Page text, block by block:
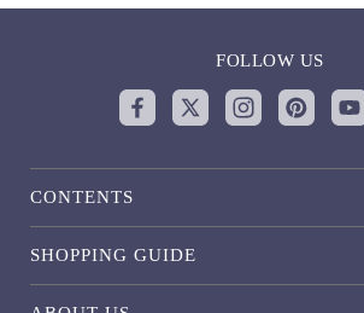
FOLLOW US
CONTENTS
SHOPPING GUIDE